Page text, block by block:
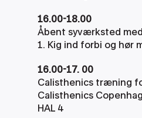
16.00-18.00
Åbent syværksted
1. Kig ind forbi og hør
16.00-17. 00
Calisthenics træning
Calisthenics
HAL 4